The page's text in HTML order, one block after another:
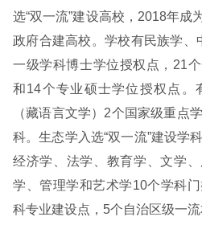
选“双一流”建设高校，2018年成
政府合建高校。学校有民族学、
一级学科博士学位授权点，21
和14个专业硕士学位授权点。
（藏语言文学）2个国家级重点
科。生态学入选“双一流”建设学
经济学、法学、教育学、文学
学、管理学和艺术学10个学科
科专业建设点，5个自治区级一流